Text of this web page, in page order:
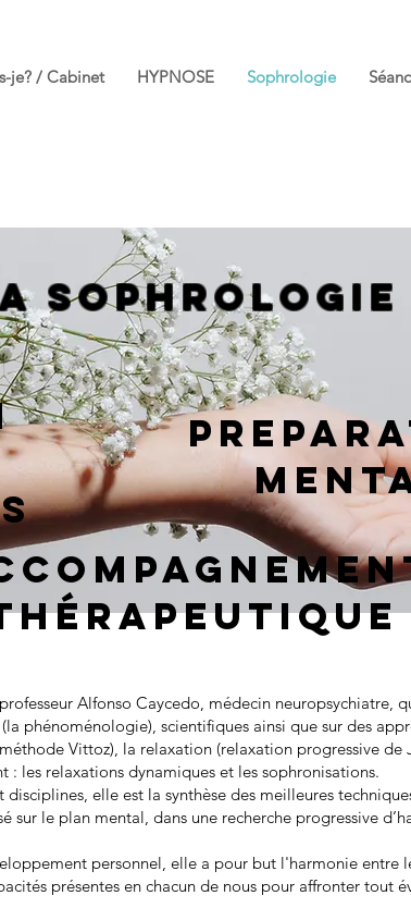
je? / Cabinet HYPNOSE Sophrologie
sophrologie
Alfonso Caycedo, médecin neuropsychiatre,
phénoménologie), scientifiques ainsi que sur des
Vittoz), la relaxation (relaxation progressive
les relaxations dynamiques et les sophronisations.
elle est la synthèse des meilleures
sur le plan mental, dans une recherche progressive
personnel, elle a pour but l'harmonie entre
présentes en chacun de nous pour affronter tout